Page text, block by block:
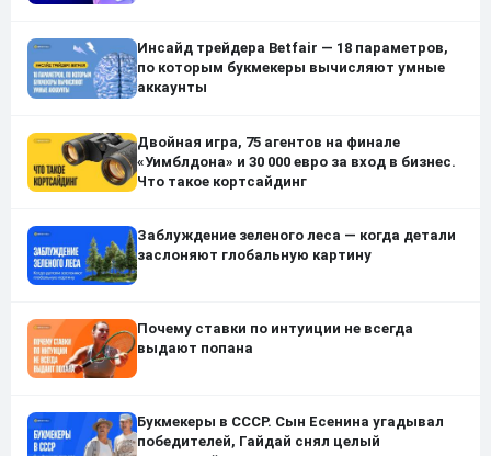
Инсайд трейдера Betfair — 18 параметров,
по которым букмекеры вычисляют умные
аккаунты
Двойная игра, 75 агентов на финале
«Уимблдона» и 30 000 евро за вход в бизнес.
Что такое кортсайдинг
Заблуждение зеленого леса — когда детали
заслоняют глобальную картину
Почему ставки по интуиции не всегда
выдают попана
Букмекеры в СССР. Сын Есенина угадывал
победителей, Гайдай снял целый